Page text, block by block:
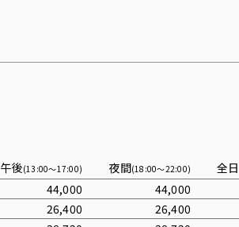
午後(13:00〜17:00) 夜間(18:00〜22:00) 全日
44,000 44,000
26,400 26,400